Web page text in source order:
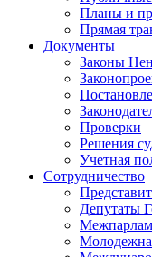
Планы и
Прямая
Документы
Законы
Проверки
Решения
Учетная
Сотрудничество
Депутаты